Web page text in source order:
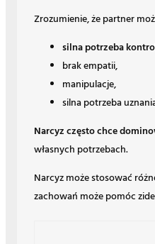
Zrozumienie, że partner
silna potrzeba
brak empatii,
manipulacje,
silna potrzeba
Narcyz często chce
własnych potrzebach.
Narcyz może stosować
zachowań może pomóc